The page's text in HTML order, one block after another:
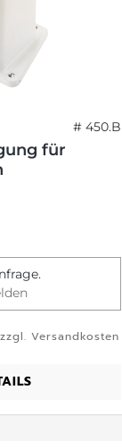
# 450.B
für
Versandkosten